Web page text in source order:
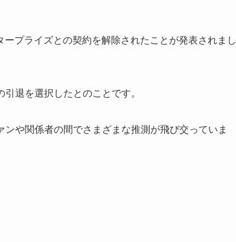
プライズとの契約を解除されたことが発表されまし
退を選択したとのことです。
や関係者の間でさまざまな推測が飛び交っていま